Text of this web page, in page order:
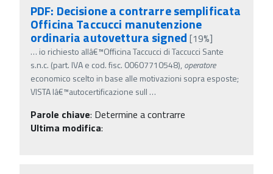
PDF: Decisione a contrarre semplificata
Officina Taccucci manutenzione
ordinaria autovettura signed [19%]
… io richiesto allâ€™Officina Taccucci di Taccucci Sante
s.n.c. (part. IVA e cod. fisc. 00607710548), operatore
economico scelto in base alle motivazioni sopra esposte;
VISTA lâ€™autocertificazione sull …
Parole chiave: Determine a contrarre
Ultima modifica: